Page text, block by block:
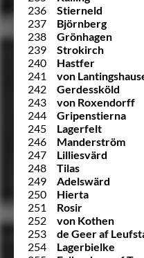
236
Stierneld
237
Björnberg
238
Grönhagen
239
Strokirch
240
Hastfer
241
von
242
Gerdessköld
243
von Roxendorff
244
Gripenstierna
245
Lagerfelt
246
Manderström
247
Lilliesvärd
248
Tilas
249
Adelswärd
250
Hierta
251
Rosir
252
von Kothen
253
de Geer af
254
Lagerbielke